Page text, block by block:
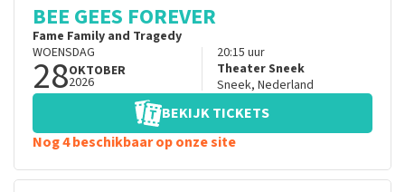
BEE GEES FOREVER
Fame Family and Tragedy
WOENSDAG
28OKTOBER
2026
20:15 uur
Theater Sneek
Sneek, Nederland
BEKIJK TICKETS
Nog 4 beschikbaar op onze site